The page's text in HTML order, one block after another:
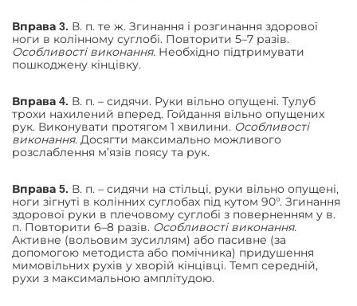
Вправа 3. В. п. те ж. Згинання і розгинання здорової
ноги в колінному суглобі. Повторити 5–7 разів.
Особливості виконання. Необхідно підтримувати
пошкоджену кінцівку.
Вправа 4. В. п. – сидячи. Руки вільно опущені. Тулуб
трохи нахилений вперед. Гойдання вільно опущених
рук. Виконувати протягом 1 хвилини. Особливості
виконання. Досягти максимально можливого
розслаблення м’язів поясу та рук.
Вправа 5. В. п. – сидячи на стільці, руки вільно опущені,
ноги зігнуті в колінних суглобах під кутом 90°. Згинання
здорової руки в плечовому суглобі з поверненням у в.
п. Повторити 6–8 разів. Особливості виконання.
Активне (вольовим зусиллям) або пасивне (за
допомогою методиста або помічника) придушення
мимовільних рухів у хворій кінцівці. Темп середній,
рухи з максимальною амплітудою.